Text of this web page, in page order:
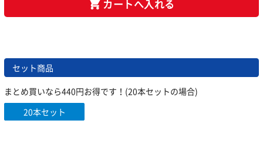
カートへ入れる
セット商品
まとめ買いなら440円お得です！ (20本セットの場合)
20本セット